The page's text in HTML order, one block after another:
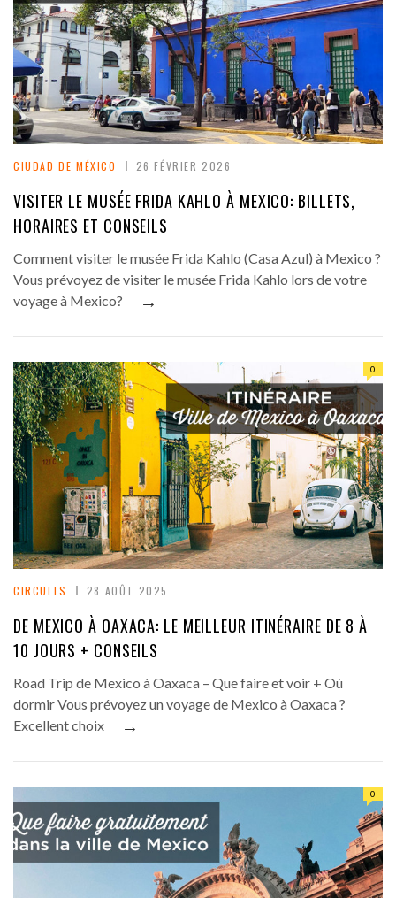
CIUDAD DE MÉXICO 26 FÉVRIER 2026
VISITER LE MUSÉE FRIDA KAHLO À MEXICO: BILLETS,
HORAIRES ET CONSEILS
Comment visiter le musée Frida Kahlo (Casa Azul) à Mexico ?
Vous prévoyez de visiter le musée Frida Kahlo lors de votre
voyage à Mexico?
→
0
CIRCUITS 28 AOÛT 2025
DE MEXICO À OAXACA: LE MEILLEUR ITINÉRAIRE DE 8 À
10 JOURS + CONSEILS
Road Trip de Mexico à Oaxaca – Que faire et voir + Où
dormir Vous prévoyez un voyage de Mexico à Oaxaca ?
Excellent choix
→
0